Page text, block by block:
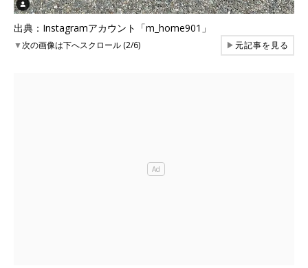
出典：Instagramアカウント「m_home901」
▼次の画像は下へスクロール (2/6) ▶元記事を見る